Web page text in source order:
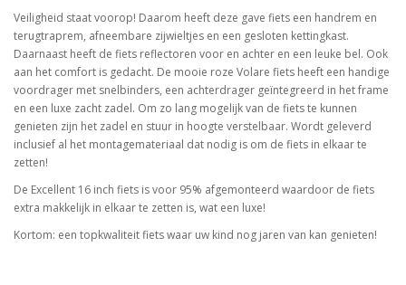
Veiligheid staat voorop! Daarom heeft deze gave fiets een handrem en
terugtraprem, afneembare zijwieltjes en een gesloten kettingkast.
Daarnaast heeft de fiets reflectoren voor en achter en een leuke bel. Ook
aan het comfort is gedacht. De mooie roze Volare fiets heeft een handige
voordrager met snelbinders, een achterdrager geïntegreerd in het frame
en een luxe zacht zadel. Om zo lang mogelijk van de fiets te kunnen
genieten zijn het zadel en stuur in hoogte verstelbaar. Wordt geleverd
inclusief al het montagemateriaal dat nodig is om de fiets in elkaar te
zetten!
De Excellent 16 inch fiets is voor 95% afgemonteerd waardoor de fiets
extra makkelijk in elkaar te zetten is, wat een luxe!
Kortom: een topkwaliteit fiets waar uw kind nog jaren van kan genieten!